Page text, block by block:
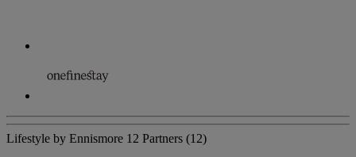
Lifestyle by Ennismore 12 Partners (12)